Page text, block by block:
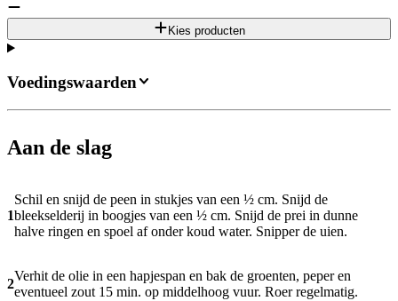
Kies producten
Aan de slag
1
Schil en snijd de peen in stukjes van een ½ cm. Snijd de
bleekselderij in boogjes van een ½ cm. Snijd de prei in dunne
halve ringen en spoel af onder koud water. Snipper de uien.
2
Verhit de olie in een hapjespan en bak de groenten, peper en
eventueel zout 15 min. op middelhoog vuur. Roer regelmatig.
Voedingswaarden